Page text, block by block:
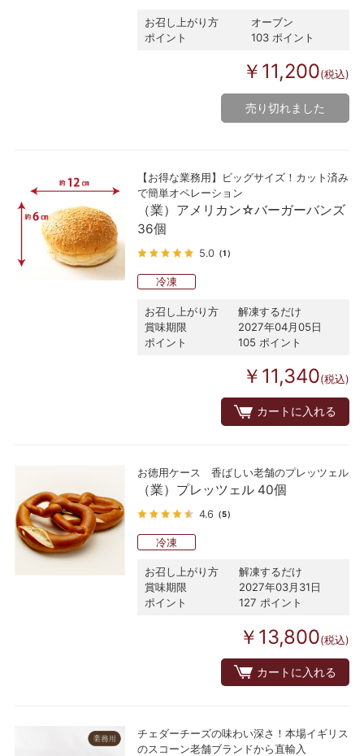
お召し上がり方
オーブン
ポイント
103 ポイント
￥11,200(税込)
売り切れました
【お得な業務用】ビッグサイズ！カット済み
で簡単オペレーション
（業）アメリカン☆バーガーバンズ
36個
5.0 （1）
冷凍
お召し上がり方
解凍するだけ
賞味期限
2027年04月05日
ポイント
105 ポイント
￥11,340(税込)
カートに入れる
お徳用ケース 香ばしい老舗のプレッツェル
（業）プレッツェル 40個
4.6 （5）
冷凍
お召し上がり方
解凍するだけ
賞味期限
2027年03月31日
ポイント
127 ポイント
￥13,800(税込)
カートに入れる
チェダーチーズの味わい深さ！本場イギリス
のスコーン老舗ブランドから直輸入